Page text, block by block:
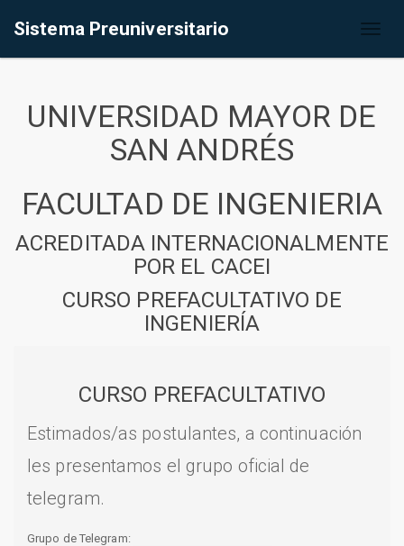
Sistema Preuniversitario
UNIVERSIDAD MAYOR DE
SAN ANDRÉS
FACULTAD DE INGENIERIA
ACREDITADA INTERNACIONALMENTE
POR EL CACEI
CURSO PREFACULTATIVO DE
INGENIERÍA
CURSO PREFACULTATIVO
Estimados/as postulantes, a continuación
les presentamos el grupo oficial de
telegram.
Grupo de Telegram: